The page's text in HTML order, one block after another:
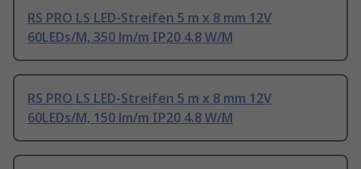
RS PRO LS LED-Streifen 5 m x 8 mm 12V
60LEDs/M, 350 lm/m IP20 4.8 W/M
RS PRO LS LED-Streifen 5 m x 8 mm 12V
60LEDs/M, 150 lm/m IP20 4.8 W/M